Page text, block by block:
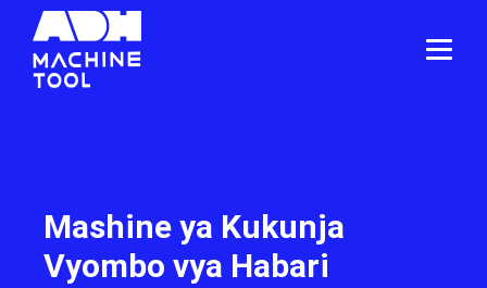
Mashine ya Kukunja
Vyombo vya Habari